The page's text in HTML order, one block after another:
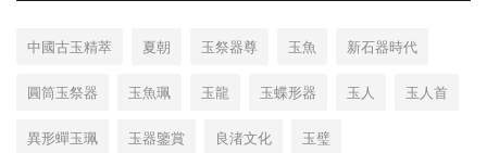
中國古玉精萃 夏朝 玉祭器尊 玉魚 新石器時代
圓筒玉祭器 玉魚珮 玉龍 玉蝶形器 玉人 玉人首
異形蟬玉珮 玉器鑒賞 良渚文化 玉璧